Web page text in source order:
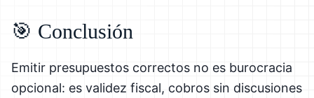
🎯 Conclusión
Emitir presupuestos correctos no es burocracia
opcional: es validez fiscal, cobros sin discusiones